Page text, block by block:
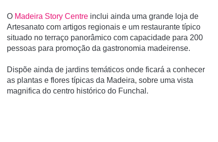
O Madeira Story Centre inclui ainda uma grande loja de
Artesanato com artigos regionais e um restaurante típico
situado no terraço panorâmico com capacidade para 200
pessoas para promoção da gastronomia madeirense.
Dispõe ainda de jardins temáticos onde ficará a conhecer
as plantas e flores típicas da Madeira, sobre uma vista
magnifica do centro histórico do Funchal.